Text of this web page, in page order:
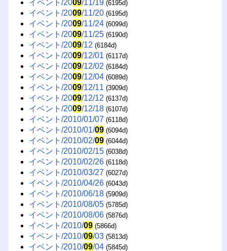
イベント/2009/11/19 (6195d)
イベント/2009/11/20 (6195d)
イベント/2009/11/24 (6099d)
イベント/2009/11/25 (6190d)
イベント/2009/12 (6184d)
イベント/2009/12/01 (6117d)
イベント/2009/12/02 (6184d)
イベント/2009/12/04 (6089d)
イベント/2009/12/11 (3909d)
イベント/2009/12/12 (6137d)
イベント/2009/12/18 (6107d)
イベント/2010/01/07 (6118d)
イベント/2010/01/09 (6094d)
イベント/2010/02/09 (6044d)
イベント/2010/02/15 (6038d)
イベント/2010/02/26 (6118d)
イベント/2010/03/27 (6027d)
イベント/2010/04/26 (6043d)
イベント/2010/06/18 (5909d)
イベント/2010/08/05 (5785d)
イベント/2010/08/06 (5876d)
イベント/2010/09 (5866d)
イベント/2010/09/03 (5813d)
イベント/2010/09/04 (5845d)